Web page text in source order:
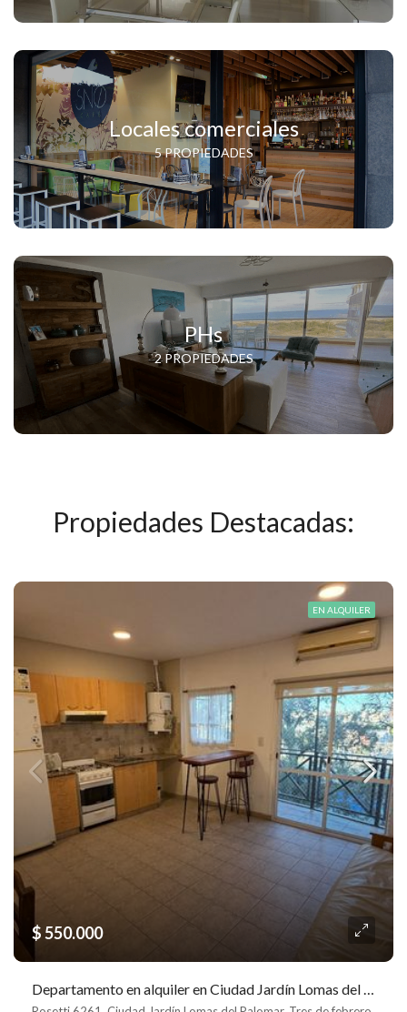
Locales comerciales
5 PROPIEDADES
PHs
2 PROPIEDADES
Propiedades Destacadas:
EN ALQUILER
$ 550.000
Departamento en alquiler en Ciudad Jardín Lomas del Palomar